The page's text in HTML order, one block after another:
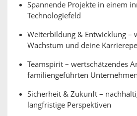
Spannende Projekte in einem
Technologiefeld
Weiterbildung & Entwicklung –
Wachstum und deine
Teamspirit – wertschätzendes
familiengeführten Unternehmen
Sicherheit & Zukunft –
langfristige Perspektiven